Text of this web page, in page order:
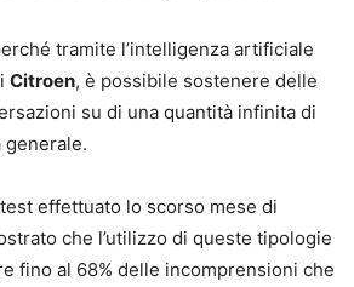
tramite l’intelligenza artificiale
Citroen, è possibile sostenere delle
su di una quantità infinita di
effettuato lo scorso mese di
che l’utilizzo di queste tipologie
fino al 68% delle incomprensioni che